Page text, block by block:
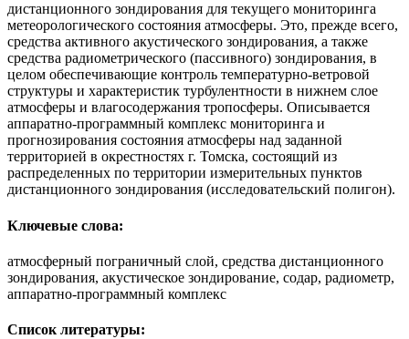
дистанционного зондирования для текущего мониторинга
метеорологического состояния атмосферы. Это, прежде всего,
средства активного акустического зондирования, а также
средства радиометрического (пассивного) зондирования, в
целом обеспечивающие контроль температурно-ветровой
структуры и характеристик турбулентности в нижнем слое
атмосферы и влагосодержания тропосферы. Описывается
аппаратно-программный комплекс мониторинга и
прогнозирования состояния атмосферы над заданной
территорией в окрестностях г. Томска, состоящий из
распределенных по территории измерительных пунктов
дистанционного зондирования (исследовательский полигон).
Ключевые слова:
атмосферный пограничный слой, средства дистанционного
зондирования, акустическое зондирование, содар, радиометр,
аппаратно-программный комплекс
Список литературы: